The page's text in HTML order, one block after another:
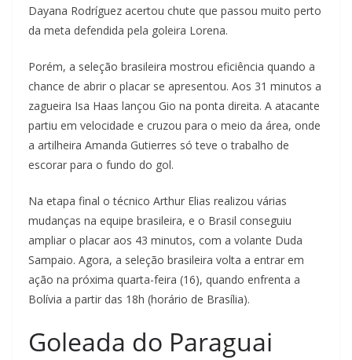
Dayana Rodríguez acertou chute que passou muito perto
da meta defendida pela goleira Lorena.
Porém, a seleção brasileira mostrou eficiência quando a
chance de abrir o placar se apresentou. Aos 31 minutos a
zagueira Isa Haas lançou Gio na ponta direita. A atacante
partiu em velocidade e cruzou para o meio da área, onde
a artilheira Amanda Gutierres só teve o trabalho de
escorar para o fundo do gol.
Na etapa final o técnico Arthur Elias realizou várias
mudanças na equipe brasileira, e o Brasil conseguiu
ampliar o placar aos 43 minutos, com a volante Duda
Sampaio. Agora, a seleção brasileira volta a entrar em
ação na próxima quarta-feira (16), quando enfrenta a
Bolívia a partir das 18h (horário de Brasília).
Goleada do Paraguai